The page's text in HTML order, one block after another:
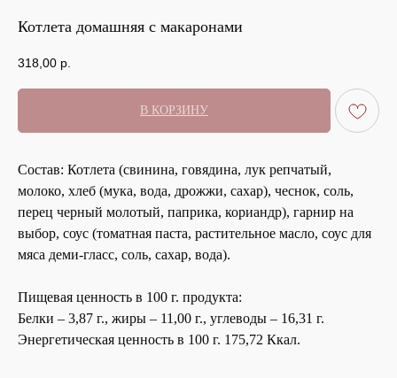
Котлета домашняя с макаронами
318,00 р.
В КОРЗИНУ
Состав: Котлета (свинина, говядина, лук репчатый,
молоко, хлеб (мука, вода, дрожжи, сахар), чеснок, соль,
перец черный молотый, паприка, кориандр), гарнир на
выбор, соус (томатная паста, растительное масло, соус для
мяса деми-гласс, соль, сахар, вода).
Пищевая ценность в 100 г. продукта:
Белки – 3,87 г., жиры – 11,00 г., углеводы – 16,31 г.
Энергетическая ценность в 100 г. 175,72 Ккал.